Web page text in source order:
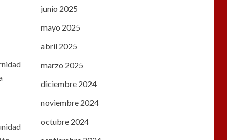
junio 2025
mayo 2025
abril 2025
marzo 2025
diciembre 2024
noviembre 2024
octubre 2024